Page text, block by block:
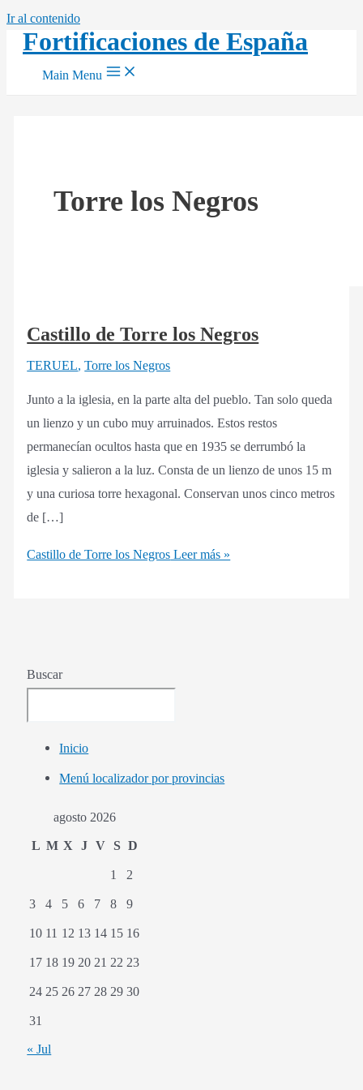
Ir al contenido
Fortificaciones de España
Main Menu
Torre los Negros
Castillo de Torre los Negros
TERUEL,Torre los Negros
Junto a la iglesia, en la parte alta del pueblo. Tan solo queda
un lienzo y un cubo muy arruinados. Estos restos
permanecían ocultos hasta que en 1935 se derrumbó la
iglesia y salieron a la luz. Consta de un lienzo de unos 15 m
y una curiosa torre hexagonal. Conservan unos cinco metros
de […]
Castillo de Torre los Negros Leer más »
Buscar
Inicio
Menú localizador por provincias
agosto 2026
L M X J V S D
1
2
3
4 5 6 7 8
9
10 11 12 13 14 15 16
17 18 19 20 21 22 23
24 25 26 27 28 29 30
31
« Jul